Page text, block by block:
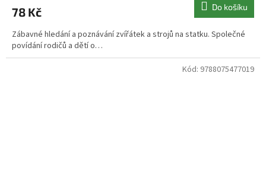
78 Kč Do košíku
Zábavné hledání a poznávání zvířátek a strojů na statku. Společné
povídání rodičů a dětí o…
Kód: 9788075477019